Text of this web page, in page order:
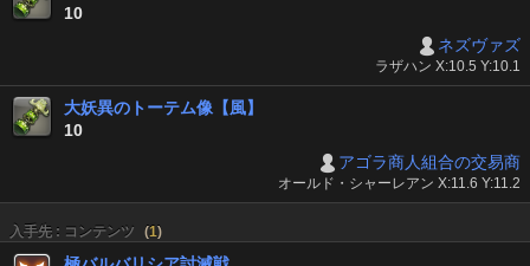
10
ネズヴァズ
ラザハン X:10.5 Y:10.1
大妖異のトーテム像【風】
10
アゴラ商人組合の交易商
オールド・シャーレアン X:11.6 Y:11.2
入手先 : コンテンツ (1)